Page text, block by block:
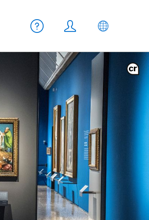
Meta Navigation
Aide
Login FR